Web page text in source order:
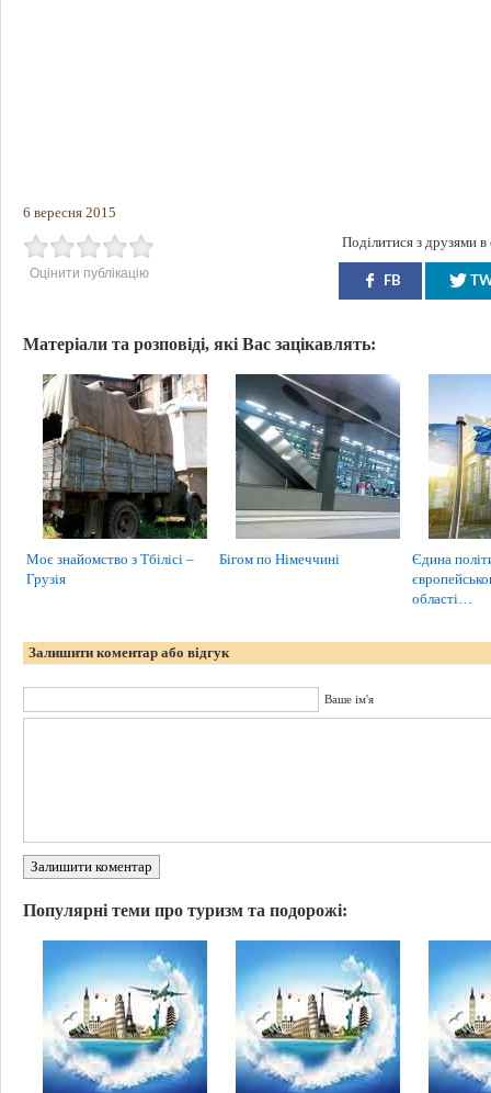
6 вересня 2015
Оцінити публікацію
Поділитися з друзями
FB
Матеріали та розповіді, які Вас зацікавлять:
Моє знайомство з Тбілісі –
Грузія
Бігом по Німеччині
Єдина
області…
Залишити коментар або відгук
Ваше ім'я
Залишити коментар
Популярні теми про туризм та подорожі: